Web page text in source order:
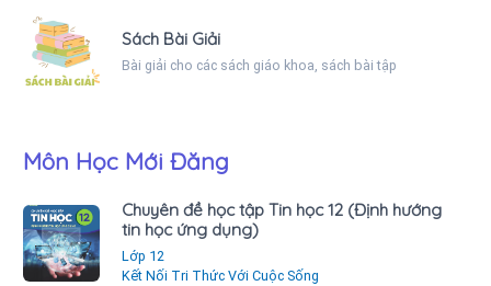
Sách Bài Giải
Bài giải cho các sách giáo khoa, sách bài tập
Môn Học Mới Đăng
Chuyên đề học tập Tin học 12 (Định hướng
tin học ứng dụng)
Lớp 12
Kết Nối Tri Thức Với Cuộc Sống